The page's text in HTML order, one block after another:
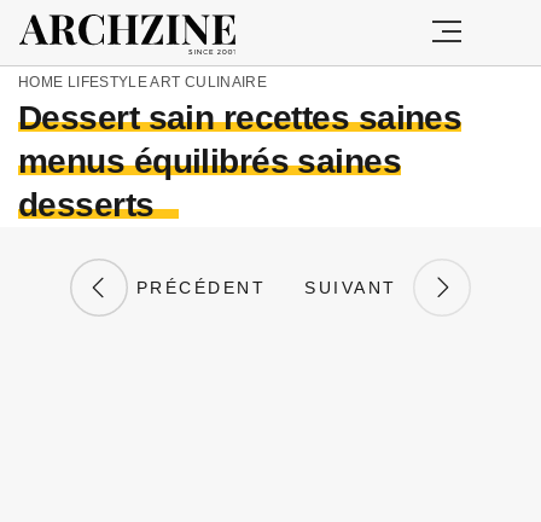
HOME LIFESTYLEART CULINAIRE
Dessert sain recettes saines
menus équilibrés saines
desserts
PRÉCÉDENT SUIVANT